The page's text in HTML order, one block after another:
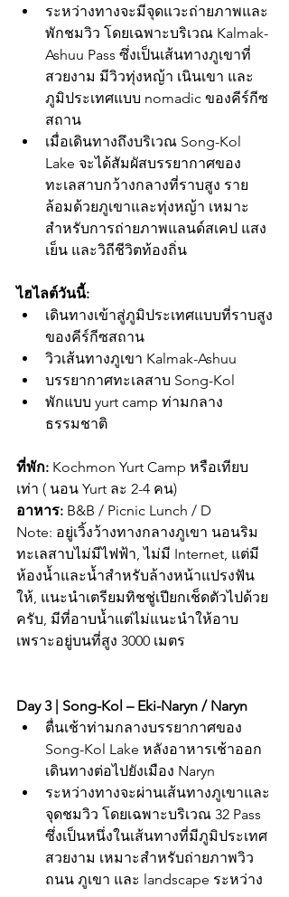
ระหว่างทางจะมีจุดแวะถ่ายภาพและ
พักชมวิว โดยเฉพาะบริเวณ Kalmak-
Ashuu Pass ซึ่งเป็นเส้นทางภูเขาที่
สวยงาม มีวิวทุ่งหญ้า เนินเขา และ
ภูมิประเทศแบบ nomadic ของคีร์กีซ
สถาน
เมื่อเดินทางถึงบริเวณ Song-Kol
Lake จะได้สัมผัสบรรยากาศของ
ทะเลสาบกว้างกลางที่ราบสูง ราย
ล้อมด้วยภูเขาและทุ่งหญ้า เหมาะ
สำหรับการถ่ายภาพแลนด์สเคป แสง
เย็น และวิถีชีวิตท้องถิ่น
ไฮไลต์วันนี้:
เดินทางเข้าสู่ภูมิประเทศแบบที่ราบสูง
ของคีร์กีซสถาน
วิวเส้นทางภูเขา Kalmak-Ashuu
บรรยากาศทะเลสาบ Song-Kol
พักแบบ yurt camp ท่ามกลาง
ธรรมชาติ
ที่พัก: Kochmon Yurt Camp หรือเทียบ
เท่า ( นอน Yurt ละ 2-4 คน)
อาหาร: B&B / Picnic Lunch / D
Note: อยู่เวิ้งว้างทางกลางภูเขา นอนริม
ทะเลสาบไม่มีไฟฟ้า, ไม่มี Internet, แต่มี
ห้องน้ำและน้ำสำหรับล้างหน้าแปรงฟัน
ให้, แนะนำเตรียมทิชชู่เปียกเช็ดตัวไปด้วย
ครับ, มีที่อาบน้ำแต่ไม่แนะนำให้อาบ
เพราะอยู่บนที่สูง 3000 เมตร
Day 3 | Song-Kol – Eki-Naryn / Naryn
ตื่นเช้าท่ามกลางบรรยากาศของ
Song-Kol Lake หลังอาหารเช้าออก
เดินทางต่อไปยังเมือง Naryn
ระหว่างทางจะผ่านเส้นทางภูเขาและ
จุดชมวิว โดยเฉพาะบริเวณ 32 Pass
ซึ่งเป็นหนึ่งในเส้นทางที่มีภูมิประเทศ
สวยงาม เหมาะสำหรับถ่ายภาพวิว
ถนน ภูเขา และ landscape ระหว่าง